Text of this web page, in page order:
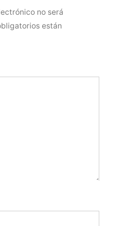
no será
están